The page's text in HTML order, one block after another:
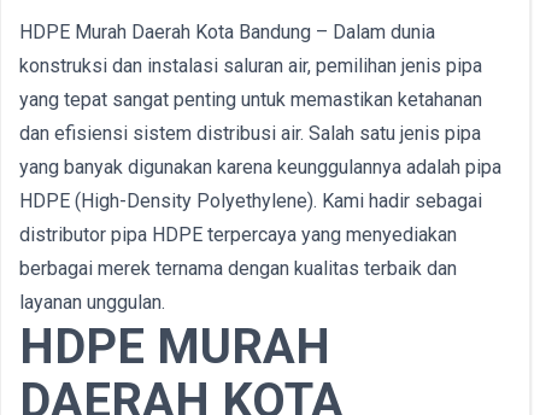
HDPE Murah Daerah Kota Bandung – Dalam dunia
konstruksi dan instalasi saluran air, pemilihan jenis pipa
yang tepat sangat penting untuk memastikan ketahanan
dan efisiensi sistem distribusi air. Salah satu jenis pipa
yang banyak digunakan karena keunggulannya adalah pipa
HDPE (High-Density Polyethylene). Kami hadir sebagai
distributor pipa HDPE terpercaya yang menyediakan
berbagai merek ternama dengan kualitas terbaik dan
layanan unggulan.
HDPE MURAH
DAERAH KOTA